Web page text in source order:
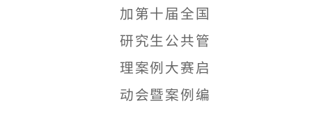
加第十届全国
研究生公共管
理案例大赛启
动会暨案例编